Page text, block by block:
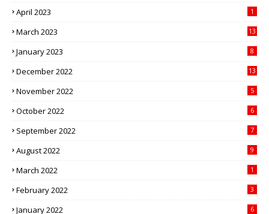
April 2023 1
March 2023 13
January 2023 8
December 2022 13
November 2022 5
October 2022 6
September 2022 7
August 2022 9
March 2022 1
February 2022 3
January 2022 6